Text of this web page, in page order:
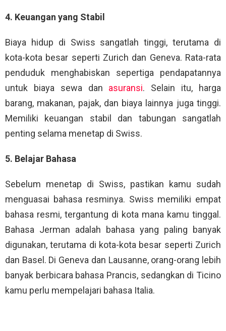
4. Keuangan yang Stabil
Biaya hidup di Swiss sangatlah tinggi, terutama di
kota-kota besar seperti Zurich dan Geneva. Rata-rata
penduduk menghabiskan sepertiga pendapatannya
untuk biaya sewa dan asuransi. Selain itu, harga
barang, makanan, pajak, dan biaya lainnya juga tinggi.
Memiliki keuangan stabil dan tabungan sangatlah
penting selama menetap di Swiss.
5. Belajar Bahasa
Sebelum menetap di Swiss, pastikan kamu sudah
menguasai bahasa resminya. Swiss memiliki empat
bahasa resmi, tergantung di kota mana kamu tinggal.
Bahasa Jerman adalah bahasa yang paling banyak
digunakan, terutama di kota-kota besar seperti Zurich
dan Basel. Di Geneva dan Lausanne, orang-orang lebih
banyak berbicara bahasa Prancis, sedangkan di Ticino
kamu perlu mempelajari bahasa Italia.